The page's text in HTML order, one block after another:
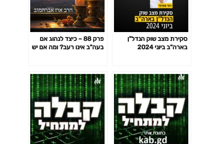
סקירת מצב שוק הנדל"ן
בארה"ב ביוני 2024
פרק 88 – כיצד לנהוג אם
בעה"ב אינו רעב? ומה אם יש